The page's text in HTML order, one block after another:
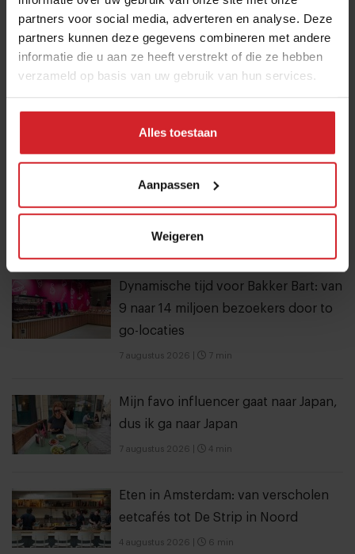
partners voor social media, adverteren en analyse. Deze
partners kunnen deze gegevens combineren met andere
informatie die u aan ze heeft verstrekt of die ze hebben
verzameld op basis van uw gebruik van hun services.
Alles toestaan
Aanpassen
Weigeren
interviews van Food Inspiration per e-mail.Klik hier
voor meer informatie.
Verzend
Best gelezen artikelen
Dynamische tijd voor Bakker Bart: van
9 naar 14 miljoen bezoekers door to
go-locaties
7 augustus 2026 7 min
Mijn favo influencer gaat naar Japan,
dus ik ga naar Japan
7 augustus 2026 4 min
Eten in Amsterdam: van verscholen
eetcafés tot De Strip in Noord
4 augustus 2026 6 min